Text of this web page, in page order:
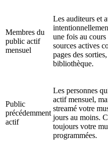
Membres du
public actif
mensuel
Les auditeurs et
une fois au
sources actives
pages des
bibliothèque.
Public
précédemment
actif
Les personnes
actif mensuel,
streamé votre
jours au moins.
toujours votre
programmées.